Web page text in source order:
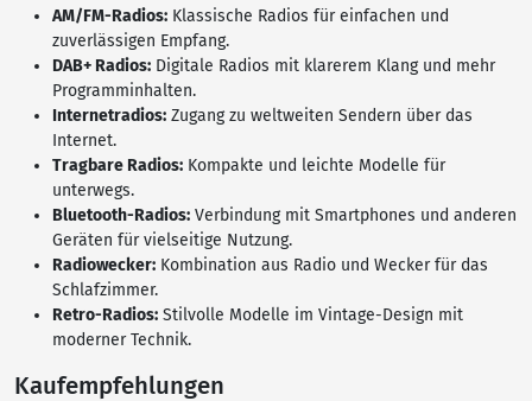
AM/FM-Radios: Klassische Radios für einfachen und
zuverlässigen Empfang.
DAB+ Radios: Digitale Radios mit klarerem Klang und mehr
Programminhalten.
Internetradios: Zugang zu weltweiten Sendern über das
Internet.
Tragbare Radios: Kompakte und leichte Modelle für
unterwegs.
Bluetooth-Radios: Verbindung mit Smartphones und anderen
Geräten für vielseitige Nutzung.
Radiowecker: Kombination aus Radio und Wecker für das
Schlafzimmer.
Retro-Radios: Stilvolle Modelle im Vintage-Design mit
moderner Technik.
Kaufempfehlungen